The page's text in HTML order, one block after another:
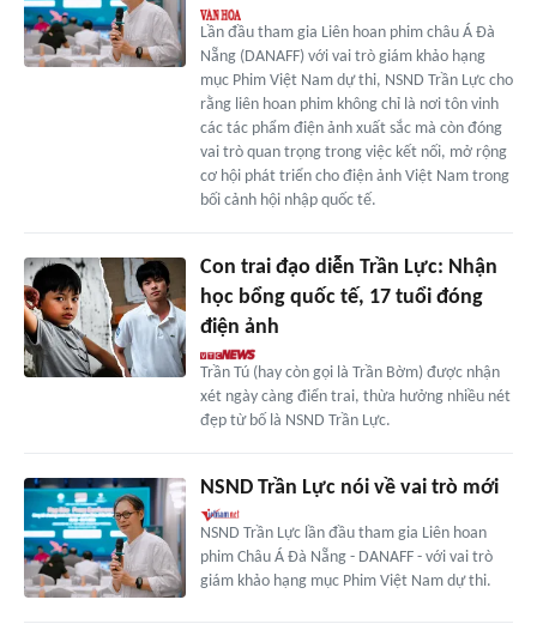
Lần đầu tham gia Liên hoan phim châu Á Đà
Nẵng (DANAFF) với vai trò giám khảo hạng
mục Phim Việt Nam dự thi, NSND Trần Lực cho
rằng liên hoan phim không chỉ là nơi tôn vinh
các tác phẩm điện ảnh xuất sắc mà còn đóng
vai trò quan trọng trong việc kết nối, mở rộng
cơ hội phát triển cho điện ảnh Việt Nam trong
bối cảnh hội nhập quốc tế.
Con trai đạo diễn Trần Lực: Nhận
học bổng quốc tế, 17 tuổi đóng
điện ảnh
Trần Tú (hay còn gọi là Trần Bờm) được nhận
xét ngày càng điển trai, thừa hưởng nhiều nét
đẹp từ bố là NSND Trần Lực.
NSND Trần Lực nói về vai trò mới
NSND Trần Lực lần đầu tham gia Liên hoan
phim Châu Á Đà Nẵng - DANAFF - với vai trò
giám khảo hạng mục Phim Việt Nam dự thi.